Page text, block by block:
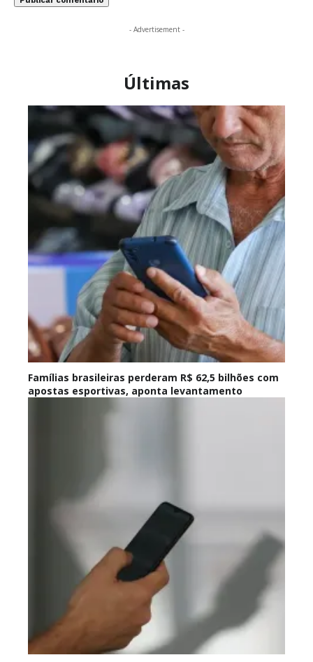
- Advertisement -
Últimas
Famílias brasileiras perderam R$ 62,5 bilhões com
apostas esportivas, aponta levantamento